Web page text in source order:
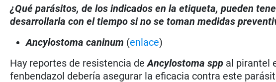
¿Qué parásitos, de los indicados en la etiqueta, pueden
desarrollarla con el tiempo si no se toman medidas
Ancylostoma caninum (enlace)
Hay reportes de resistencia deAncylostoma spp al pirantel
fenbendazol debería asegurar la eficacia contra este